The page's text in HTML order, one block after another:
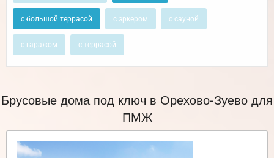
с большой террасой с эркером с сауной
с гаражом с террасой
Брусовые дома под ключ в Орехово-Зуево для
ПМЖ